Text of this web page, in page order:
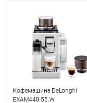
Кофемашина DeLonghi
EXAM440.55.W